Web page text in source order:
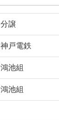
分譲
神戸電鉄
鴻池組
鴻池組